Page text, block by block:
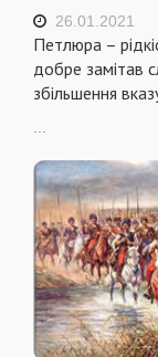
26.01.2021
Петлюра –
добре замітав
збільшення
...